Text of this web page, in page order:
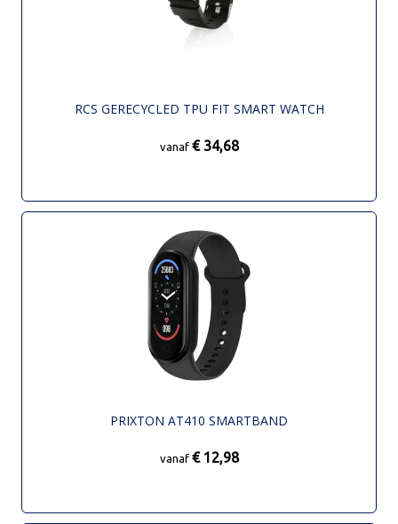
RCS GERECYCLED TPU FIT SMART WATCH
vanaf € 34,68
PRIXTON AT410 SMARTBAND
vanaf € 12,98